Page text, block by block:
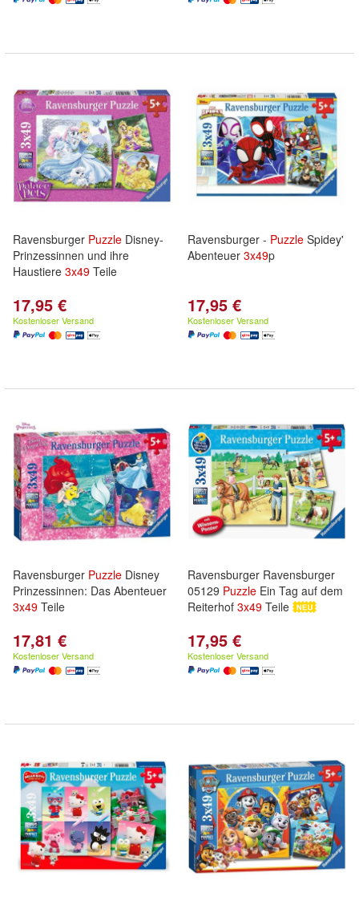
Ravensburger Puzzle Disney-
Prinzessinnen und ihre
Haustiere 3x49 Teile
17,95 €
Kostenloser Versand
Ravensburger - Puzzle Spidey'
Abenteuer 3x49p
17,95 €
Kostenloser Versand
Ravensburger Puzzle Disney
Prinzessinnen: Das Abenteuer
3x49 Teile
17,81 €
Kostenloser Versand
Ravensburger Ravensburger
05129 Puzzle Ein Tag auf dem
Reiterhof 3x49 Teile
17,95 €
Kostenloser Versand